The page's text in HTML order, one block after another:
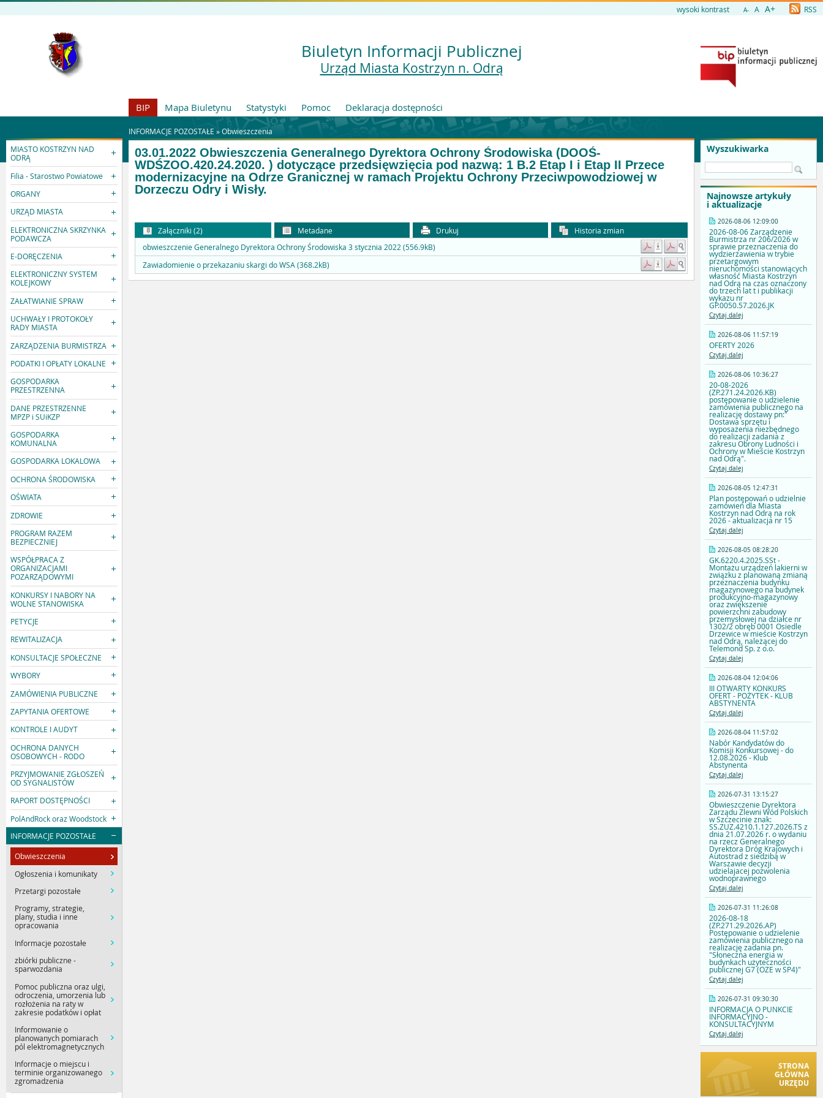
wysoki kontrast A- A A+ RSS
Biuletyn Informacji Publicznej
Urząd Miasta Kostrzyn n. Odrą
BIP Mapa Biuletynu Statystyki Pomoc Deklaracja dostępności
INFORMACJE POZOSTAŁE »Obwieszczenia
MIASTO KOSTRZYN NAD
ODRĄ
Filia - Starostwo Powiatowe
ORGANY
URZĄD MIASTA
ELEKTRONICZNA SKRZYNKA
PODAWCZA
E-DORĘCZENIA
ELEKTRONICZNY SYSTEM
KOLEJKOWY
ZAŁATWIANIE SPRAW
UCHWAŁY I PROTOKOŁY
RADY MIASTA
ZARZĄDZENIA BURMISTRZA
PODATKI I OPŁATY LOKALNE
GOSPODARKA
PRZESTRZENNA
DANE PRZESTRZENNE
MPZP i SUiKZP
GOSPODARKA
KOMUNALNA
GOSPODARKA LOKALOWA
OCHRONA ŚRODOWISKA
OŚWIATA
ZDROWIE
PROGRAM RAZEM
BEZPIECZNIEJ
WSPÓŁPRACA Z
ORGANIZACJAMI
POZARZĄDOWYMI
KONKURSY I NABORY NA
WOLNE STANOWISKA
PETYCJE
REWITALIZACJA
KONSULTACJE SPOŁECZNE
WYBORY
ZAMÓWIENIA PUBLICZNE
ZAPYTANIA OFERTOWE
KONTROLE I AUDYT
OCHRONA DANYCH
OSOBOWYCH - RODO
PRZYJMOWANIE ZGŁOSZEŃ
OD SYGNALISTÓW
RAPORT DOSTĘPNOŚCI
PolAndRock oraz Woodstock
INFORMACJE POZOSTAŁE
Obwieszczenia
Ogłoszenia i komunikaty
Przetargi pozostałe
Programy, strategie,
plany, studia i inne
opracowania
Informacje pozostałe
zbiórki publiczne -
sparwozdania
Pomoc publiczna oraz ulgi,
odroczenia, umorzenia lub
rozłożenia na raty w
zakresie podatków i opłat
Informowanie o
planowanych pomiarach
pól elektromagnetycznych
Informacje o miejscu i
terminie organizowanego
zgromadzenia
Wyszukiwarka
Najnowsze artykuły
i aktualizacje
2026-08-06 12:09:00
2026-08-06 Zarządzenie
Burmistrza nr 206/2026 w
sprawie przeznaczenia do
wydzierżawienia w trybie
przetargowym
nieruchomości stanowiących
własność Miasta Kostrzyn
nad Odrą na czas oznaczony
do trzech lat t i publikacji
wykazu nr
GP.0050.57.2026.JK
Czytaj dalej
2026-08-06 11:57:19
OFERTY 2026
Czytaj dalej
2026-08-06 10:36:27
20-08-2026
(ZP.271.24.2026.KB)
postępowanie o udzielenie
zamówienia publicznego na
realizację dostawy pn:"
Dostawa sprzętu i
wyposażenia niezbędnego
do realizacji zadania z
zakresu Obrony Ludności i
Ochrony w Mieście Kostrzyn
nad Odrą".
Czytaj dalej
2026-08-05 12:47:31
Plan postępowań o udzielnie
zamówień dla Miasta
Kostrzyn nad Odrą na rok
2026 - aktualizacja nr 15
Czytaj dalej
2026-08-05 08:28:20
GK.6220.4.2025.SSt -
Montażu urządzeń lakierni w
związku z planowaną zmianą
przeznaczenia budynku
magazynowego na budynek
produkcyjno-magazynowy
oraz zwiększenie
powierzchni zabudowy
przemysłowej na działce nr
1302/2 obręb 0001 Osiedle
Drzewice w mieście Kostrzyn
nad Odrą, należącej do
Telemond Sp. z o.o.
Czytaj dalej
2026-08-04 12:04:06
III OTWARTY KONKURS
OFERT - POŻYTEK - KLUB
ABSTYNENTA
Czytaj dalej
2026-08-04 11:57:02
Nabór Kandydatów do
Komisji Konkursowej - do
12.08.2026 - Klub
Abstynenta
Czytaj dalej
2026-07-31 13:15:27
Obwieszczenie Dyrektora
Zarządu Zlewni Wód Polskich
w Szczecinie znak:
SS.ZUZ.4210.1.127.2026.TS z
dnia 21.07.2026 r. o wydaniu
na rzecz Generalnego
Dyrektora Dróg Krajowych i
Autostrad z siedzibą w
Warszawie decyzji
udzielajacej pozwolenia
wodnoprawnego
Czytaj dalej
2026-07-31 11:26:08
2026-08-18
(ZP.271.29.2026.AP)
Postępowanie o udzielenie
zamówienia publicznego na
realizację zadania pn.
"Słoneczna energia w
budynkach użyteczności
publicznej G7 (OZE w SP4)"
Czytaj dalej
2026-07-31 09:30:30
INFORMACJA O PUNKCIE
INFORMACYJNO -
KONSULTACYJNYM
Czytaj dalej
STRONA
GŁÓWNA
URZĘDU
03.01.2022 Obwieszczenia Generalnego Dyrektora Ochrony Środowiska (DOOŚ-
WDŚZOO.420.24.2020. ) dotyczące przedsięwzięcia pod nazwą: 1 B.2 Etap I i Etap II Przece
modernizacyjne na Odrze Granicznej w ramach Projektu Ochrony Przeciwpowodziowej w
Dorzeczu Odry i Wisły.
Załączniki (2) Metadane Drukuj
Historia zmian
obwieszczenie Generalnego Dyrektora Ochrony Środowiska 3 stycznia 2022 (556.9kB)
Zawiadomienie o przekazaniu skargi do WSA (368.2kB)